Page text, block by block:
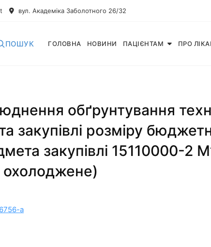
вул. Академіка Заболотного 26/32
ПОШУК ГОЛОВНА НОВИНИ ПАЦІЄНТАМ ПРО
обґрунтування
закупівлі розміру
закупівлі 15110000-2
охолоджене)
a